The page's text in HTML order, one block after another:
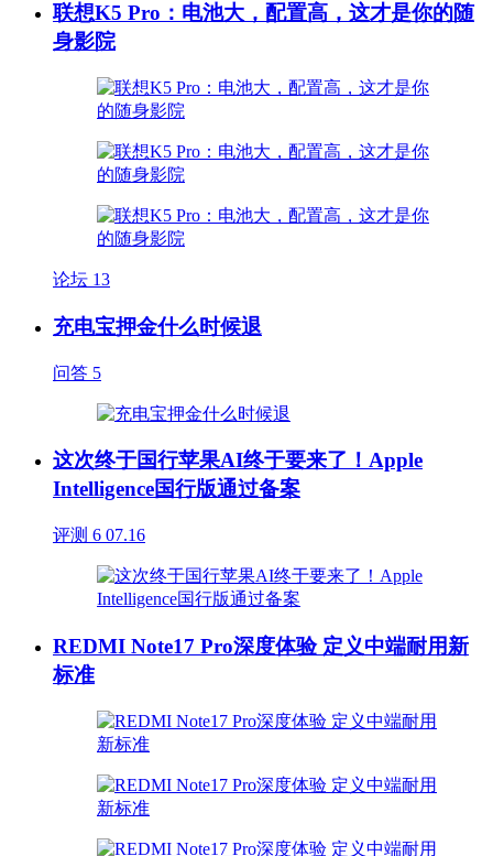
联想K5 Pro：电池大，配置高，这才是你的随
身影院
论坛 13
充电宝押金什么时候退
问答 5
这次终于国行苹果AI终于要来了！Apple
Intelligence国行版通过备案
评测 6 07.16
REDMI Note17 Pro深度体验 定义中端耐用新
标准